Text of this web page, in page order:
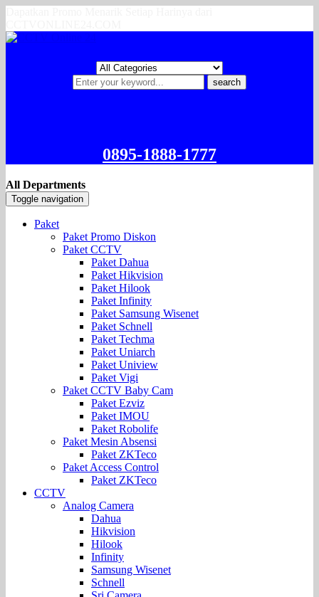
search
0895-1888-1777
All Departments
Toggle navigation
Paket
Paket Promo Diskon
Paket CCTV
Paket Dahua
Paket Hikvision
Paket Hilook
Paket Infinity
Paket Samsung Wisenet
Paket Schnell
Paket Techma
Paket Uniarch
Paket Uniview
Paket Vigi
Paket CCTV Baby Cam
Paket Ezviz
Paket IMOU
Paket Robolife
Paket Mesin Absensi
Paket ZKTeco
Paket Access Control
Paket ZKTeco
CCTV
Analog Camera
Dahua
Hikvision
Hilook
Infinity
Samsung Wisenet
Schnell